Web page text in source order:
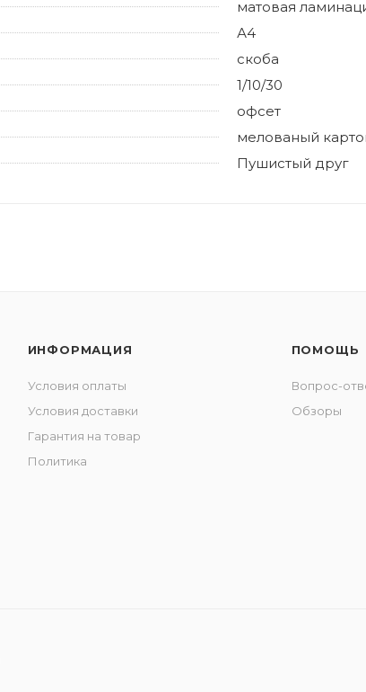
матовая
А4
скоба
1/10/30
офсет
мелованый
Пушистый друг
ИНФОРМАЦИЯ
Условия оплаты
Условия доставки
Гарантия на товар
Политика
ПОМОЩЬ
Вопрос-
Обзоры